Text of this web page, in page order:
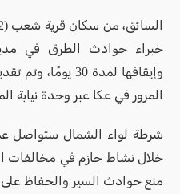
خبراء حوادث الطرق في
وإيقافها لمدة 30
المرور في عكا عبر وحدة نيابة
شرطة لواء الشمال ستواصل
خلال نشاط حازم في مخالفات
منع حوادث السير والحفاظ على